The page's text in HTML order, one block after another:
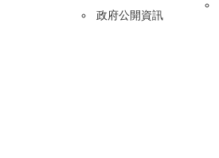
政府公開資訊